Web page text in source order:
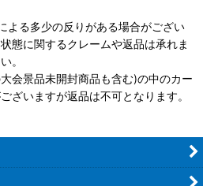
よる多少の反りがある場合がござい
態に関するクレームや返品は承れま
。
会景品未開封商品も含む)の中のカー
ざいますが返品は不可となります。